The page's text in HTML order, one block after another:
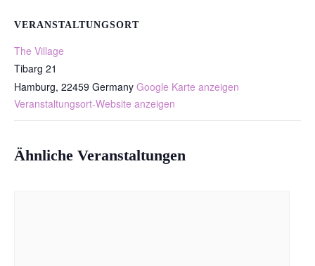
VERANSTALTUNGSORT
The Village
Tibarg 21
Hamburg, 22459 Germany Google Karte anzeigen
Veranstaltungsort-Website anzeigen
Ähnliche Veranstaltungen